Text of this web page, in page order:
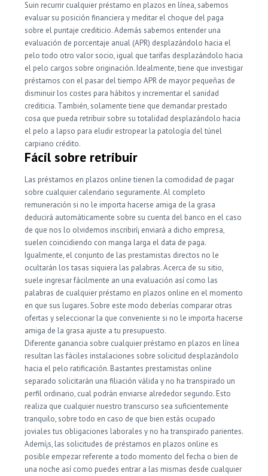
Suin recurrir cualquier préstamo en plazos en línea, sabemos
evaluar su posición financiera y meditar el choque del paga
sobre el puntaje crediticio. Además sabemos entender una
evaluación de porcentaje anual (APR) desplazándolo hacia el
pelo todo otro valor socio, igual que tarifas desplazándolo hacia
el pelo cargos sobre originación. Idealmente, tiene que investigar
préstamos con el pasar del tiempo APR de mayor pequeñas de
disminuir los costes para hábitos y incrementar el sanidad
crediticia. También, solamente tiene que demandar prestado
cosa que pueda retribuir sobre su totalidad desplazándolo hacia
el pelo a lapso para eludir estropear la patologí­a del túnel
carpiano crédito.
Fácil sobre retribuir
Las préstamos en plazos online tienen la comodidad de pagar
sobre cualquier calendario seguramente. Al completo
remuneración si no le importa hacerse amiga de la grasa
deducirá automáticamente sobre su cuenta del banco en el caso
de que nos lo olvidemos inscribirí¡ enviará a dicho empresa,
suelen coincidiendo con manga larga el data de paga.
Igualmente, el conjunto de las prestamistas directos no le
ocultarán los tasas siquiera las palabras. Acerca de su sitio,
suele ingresar fácilmente an una evaluación así­ como las
palabras de cualquier préstamo en plazos online en el momento
en que sus lugares. Sobre este modo deberías comparar otras
ofertas y seleccionar la que conveniente si no le importa hacerse
amiga de la grasa ajuste a tu presupuesto.
Diferente ganancia sobre cualquier préstamo en plazos en línea
resultan las fáciles instalaciones sobre solicitud desplazándolo
hacia el pelo ratificación. Bastantes prestamistas online
separado solicitarán una filiación válida y no ha transpirado un
perfil ordinario, cual podrán enviarse alrededor segundo. Esto
realiza que cualquier nuestro transcurso sea suficientemente
tranquilo, sobre todo en caso de que bien estás ocupado
joviales tus obligaciones laborales y no ha transpirado parientes.
Ademí¡s, las solicitudes de préstamos en plazos online es
posible empezar referente a todo momento del fecha o bien de
una noche así­ como puedes entrar a las mismas desde cualquier